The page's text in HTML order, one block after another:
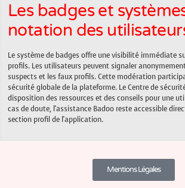
Les badges et
notation des
Le système de badges offre une visibilité immédiate
profils. Les utilisateurs peuvent signaler
suspects et les faux profils. Cette modération
sécurité globale de la plateforme. Le Centre de
disposition des ressources et des conseils pour une
cas de doute, l'assistance Badoo reste accessible
section profil de l'application.
Mentions Légales